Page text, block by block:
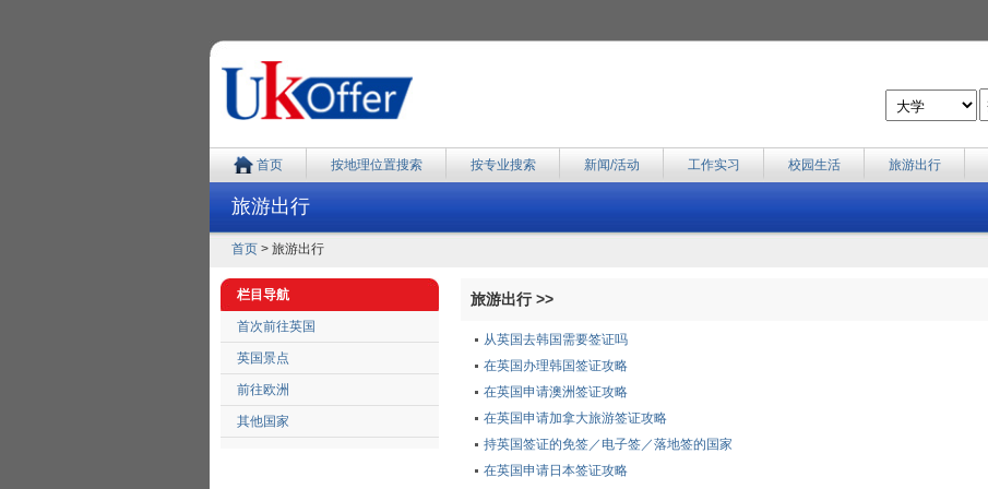
首页 按地理位置搜索 按专业搜索 新闻/活动 工作实习 校园生活 旅游出行
旅游出行
首页 > 旅游出行
栏目导航
首次前往英国
英国景点
前往欧洲
其他国家
旅游出行 >>
从英国去韩国需要签证吗
在英国办理韩国签证攻略
在英国申请澳洲签证攻略
在英国申请加拿大旅游签证攻略
持英国签证的免签／电子签／落地签的国家
在英国申请日本签证攻略